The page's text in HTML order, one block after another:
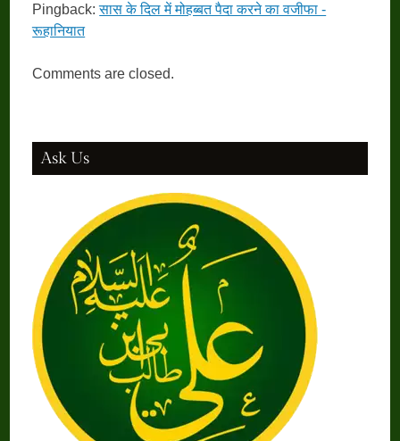
Pingback:सास के दिल में मोहब्बत पैदा करने का वजीफा -
रूहानियात
Comments are closed.
Ask Us